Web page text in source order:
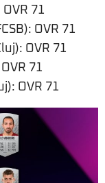
71
OVR 71
OVR 71
71
OVR 71